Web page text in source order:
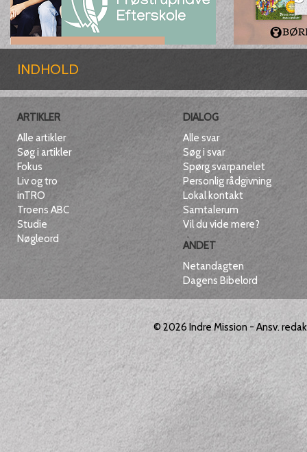
INDHOLD
ARTIKLER
Alle artikler
Søg i artikler
Fokus
Liv og tro
inTRO
Troens ABC
Studie
Nøgleord
DIALOG
Alle svar
Søg i svar
Spørg svarpanelet
Personlig rådgivning
Lokal kontakt
Samtalerum
Vil du vide mere?
ANDET
Netandagten
Dagens Bibelord
© 2026Indre Mission - Ansv.